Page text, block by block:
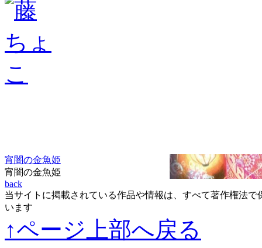
宵闇の金魚姫
宵闇の金魚姫
back
当サイトに掲載されている作品や情報は、すべて著作権法
います
↑ページ上部へ戻る